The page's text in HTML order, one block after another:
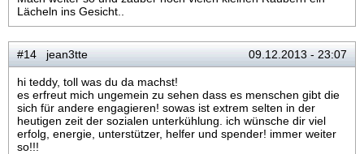
Lächeln ins Gesicht..
#14 jean3tte 09.12.2013 - 23:07
hi teddy, toll was du da machst!
es erfreut mich ungemein zu sehen dass es menschen gibt die
sich für andere engagieren! sowas ist extrem selten in der
heutigen zeit der sozialen unterkühlung. ich wünsche dir viel
erfolg, energie, unterstützer, helfer und spender! immer weiter
so!!!